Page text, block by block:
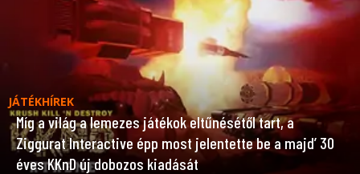
JÁTÉKHÍREK
Míg a világ a lemezes játékok eltűnésétől tart, a
Ziggurat Interactive épp most jelentette be a majd’ 30
éves KKnD új dobozos kiadását